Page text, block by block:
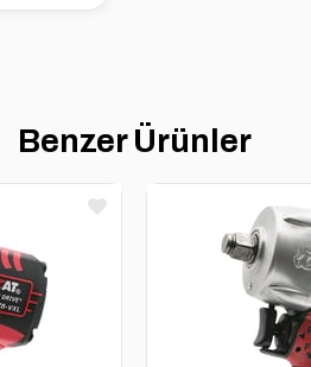
Benzer Ürünler